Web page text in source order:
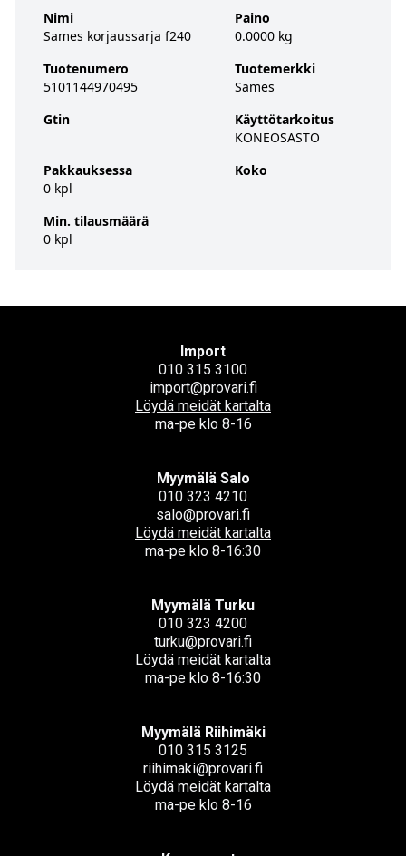
Nimi
Sames korjaussarja f240
Tuotenumero
5101144970495
Gtin
Pakkauksessa
0 kpl
Min. tilausmäärä
0 kpl
Paino
0.0000 kg
Tuotemerkki
Sames
Käyttötarkoitus
KONEOSASTO
Koko
Import
010 315 3100
import@provari.fi
Löydä meidät kartalta
ma-pe klo 8-16
Myymälä Salo
010 323 4210
salo@provari.fi
Löydä meidät kartalta
ma-pe klo 8-16:30
Myymälä Turku
010 323 4200
turku@provari.fi
Löydä meidät kartalta
ma-pe klo 8-16:30
Myymälä Riihimäki
010 315 3125
riihimaki@provari.fi
Löydä meidät kartalta
ma-pe klo 8-16